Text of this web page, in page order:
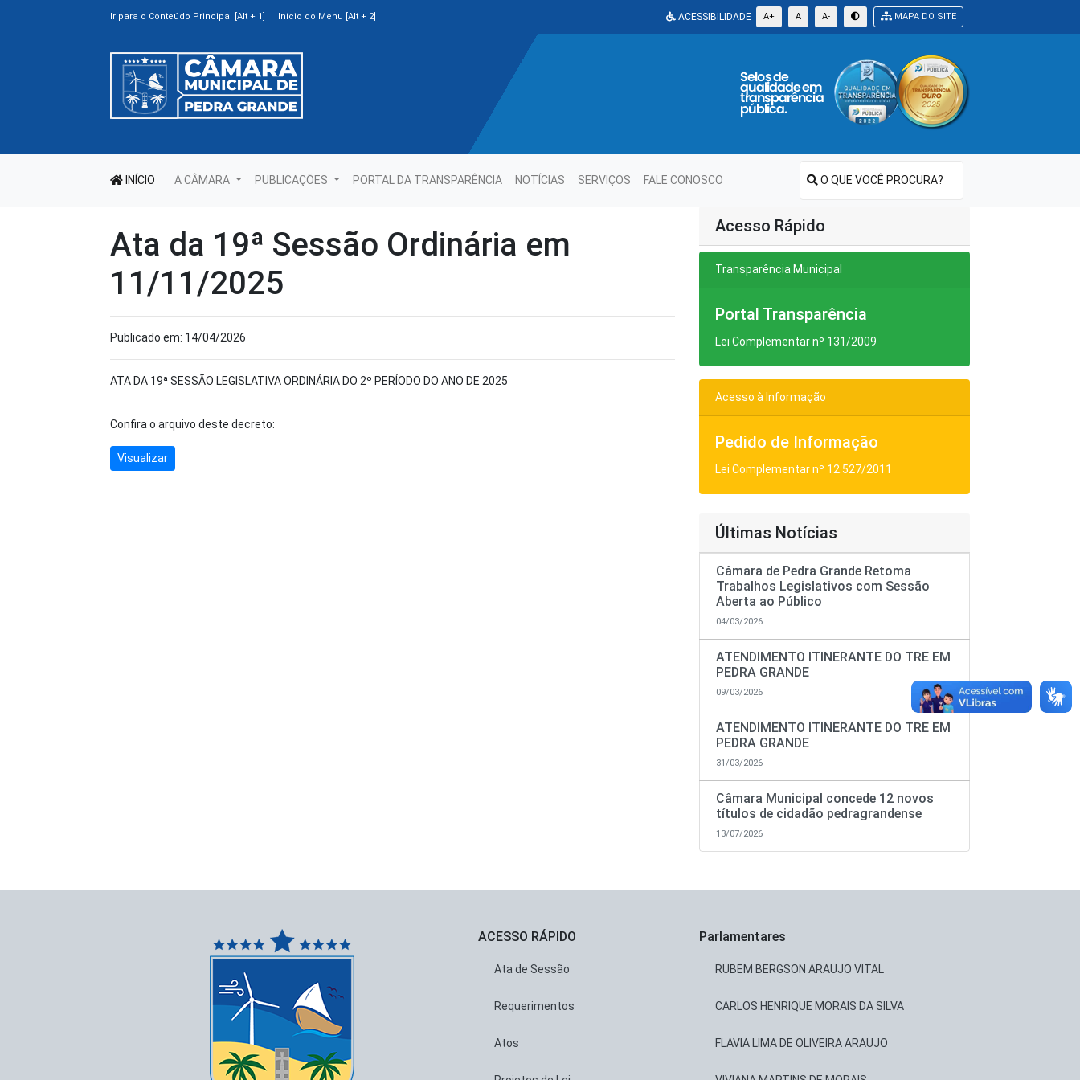
Ir para o Conteúdo Principal [Alt + 1] Início do Menu [Alt + 2] ACESSIBILIDADE A+ A A- MAPA DO SITE
INÍCIO A CÂMARA PUBLICAÇÕES PORTAL DA TRANSPARÊNCIA NOTÍCIAS SERVIÇOS FALE CONOSCO O QUE VOCÊ PROCURA?
Ata da 19ª Sessão Ordinária em
11/11/2025
Publicado em: 14/04/2026
ATA DA 19ª SESSÃO LEGISLATIVA ORDINÁRIA DO 2º PERÍODO DO ANO DE 2025
Confira o arquivo deste decreto:
Visualizar
Acesso Rápido
Transparência Municipal
Portal Transparência
Lei Complementar nº 131/2009
Acesso à Informação
Pedido de Informação
Lei Complementar nº 12.527/2011
Últimas Notícias
Câmara de Pedra Grande Retoma
Trabalhos Legislativos com Sessão
Aberta ao Público
04/03/2026
ATENDIMENTO ITINERANTE DO TRE EM
PEDRA GRANDE
09/03/2026
ATENDIMENTO ITINERANTE DO TRE EM
PEDRA GRANDE
31/03/2026
Câmara Municipal concede 12 novos
títulos de cidadão pedragrandense
13/07/2026
ACESSO RÁPIDO
Ata de Sessão
Requerimentos
Atos
Parlamentares
RUBEM BERGSON ARAUJO VITAL
CARLOS HENRIQUE MORAIS DA SILVA
FLAVIA LIMA DE OLIVEIRA ARAUJO